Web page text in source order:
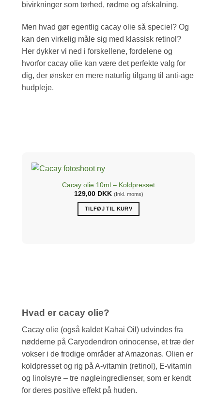
bivirkninger som tørhed, rødme og afskalning.
Men hvad gør egentlig cacay olie så speciel? Og
kan den virkelig måle sig med klassisk retinol?
Her dykker vi ned i forskellene, fordelene og
hvorfor cacay olie kan være det perfekte valg for
dig, der ønsker en mere naturlig tilgang til anti-age
hudpleje.
Cacay olie 10ml – Koldpresset
129,00 DKK (Inkl. moms)
TILFØJ TIL KURV
Hvad er cacay olie?
Cacay olie (også kaldet Kahai Oil) udvindes fra
nødderne på Caryodendron orinocense, et træ der
vokser i de frodige områder af Amazonas. Olien er
koldpresset og rig på A-vitamin (retinol), E-vitamin
og linolsyre – tre nøgleingredienser, som er kendt
for deres positive effekt på huden.